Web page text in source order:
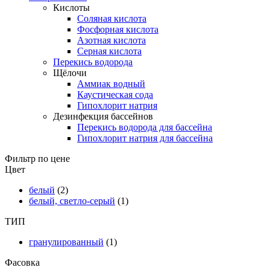
Кислоты
Соляная кислота
Фосфорная кислота
Азотная кислота
Серная кислота
Перекись водорода
Щёлочи
Аммиак водный
Каустическая сода
Гипохлорит натрия
Дезинфекция бассейнов
Перекись водорода для бассейна
Гипохлорит натрия для бассейна
Фильтр по цене
Цвет
белый (2)
белый, светло-серый (1)
ТИП
гранулированный (1)
Фасовка